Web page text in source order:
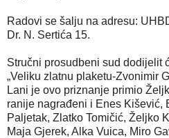
Radovi se šalju na adresu:
Dr. N. Sertića 15.
Stručni prosudbeni sud dodijelit
„Veliku zlatnu plaketu-Zvonimir
Lani je ovo priznanje primio
ranije nagrađeni i Enes Kišević,
Paljetak, Zlatko Tomičić, Željko
Maja Gjerek, Alka Vuica, Miro